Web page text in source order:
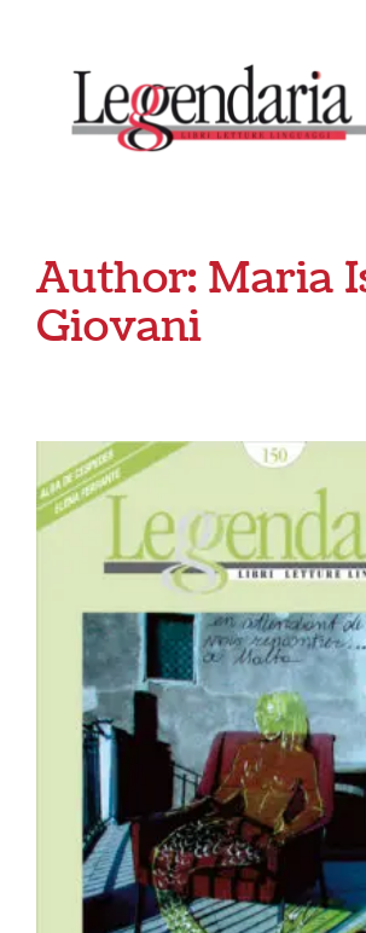
contenuto
Author:Maria
Giovani